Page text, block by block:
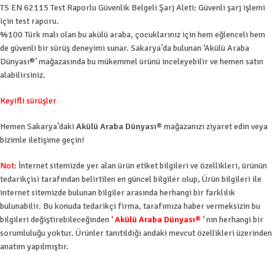
TS EN 62115 Test Raporlu Güvenlik Belgeli Şarj Aleti: Güvenli şarj işlemi
için test raporu.
%100 Türk malı olan bu akülü araba, çocuklarınız için hem eğlenceli hem
de güvenli bir sürüş deneyimi sunar. Sakarya’da bulunan ‘Akülü Araba
Dünyası®’ mağazasında bu mükemmel ürünü inceleyebilir ve hemen satın
alabilirsiniz.
Keyifli sürüşler
Hemen Sakarya’dakiAkülü Araba Dünyası® mağazanızı ziyaret edin veya
bizimle iletişime geçin!
Not: İnternet sitemizde yer alan ürün etiket bilgileri ve özellikleri, ürünün
tedarikçisi tarafından belirtilen en güncel bilgiler olup, Ürün bilgileri ile
internet sitemizde bulunan bilgiler arasında herhangi bir farklılık
bulunabilir. Bu konuda tedarikçi firma, tarafımıza haber vermeksizin bu
bilgileri değiştirebileceğinden ‘Akülü Araba Dünyası® ‘nın herhangi bir
sorumluluğu yoktur. Ürünler tanıtıldığı andaki mevcut özellikleri üzerinden
anatım yapılmıştır.